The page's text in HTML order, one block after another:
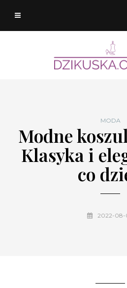
MODA
Modne
Klasyka i
co
2022-08-